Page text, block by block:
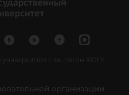
с хештегом #ЮГУ
организации